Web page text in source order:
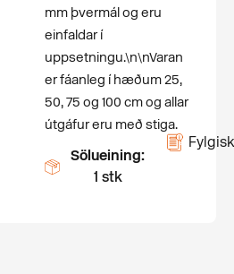
mm þvermál og eru
einfaldar í
uppsetningu.\n\nVaran
er fáanleg í hæðum 25,
50, 75 og 100 cm og allar
útgáfur eru með stiga.
Sölueining:
1 stk